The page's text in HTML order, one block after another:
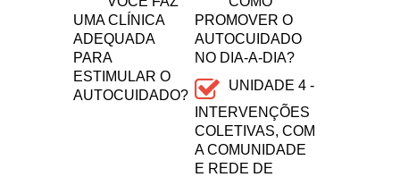
UMA CLÍNICA
ADEQUADA
PARA
ESTIMULAR O
AUTOCUIDADO?
PROMOVER O
AUTOCUIDADO
NO DIA-A-DIA?
UNIDADE 4 -
INTERVENÇÕES
COLETIVAS, COM
A COMUNIDADE
E REDE DE